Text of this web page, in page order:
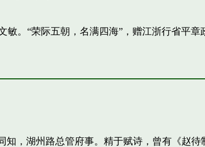
敏。“荣际五朝，名满四海”，赠江浙行省平
，湖州路总管府事。精于赋诗，曾有《赵待